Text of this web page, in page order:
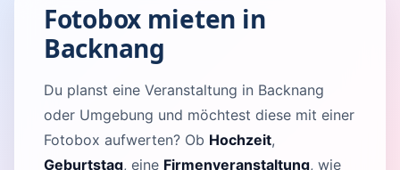
Fotobox mieten in
Backnang
Du planst eine Veranstaltung in Backnang
oder Umgebung und möchtest diese mit einer
Fotobox aufwerten? Ob Hochzeit,
Geburtstag, eine Firmenveranstaltung, wie